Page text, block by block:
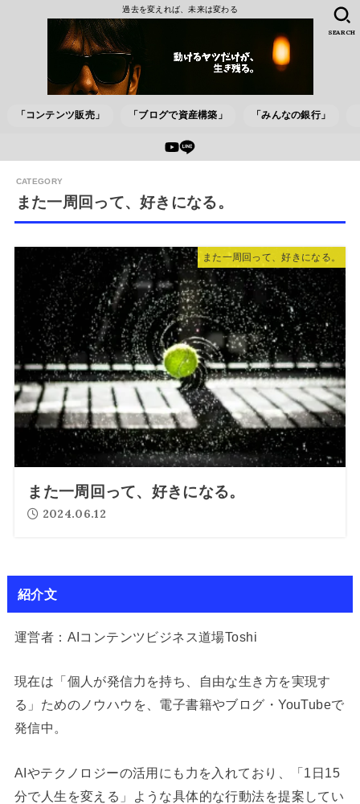
過去を変えれば、未来は変わる
「コンテンツ販売」 「ブログで資産構築」 「みんなの銀行」
SEARCH
また一周回って、好きになる。
また一周回って、好きになる。
また一周回って、好きになる。
2024.06.12
紹介文
運営者：AIコンテンツビジネス道場Toshi
現在は「個人が発信力を持ち、自由な生き方を実現す
る」ためのノウハウを、電子書籍やブログ・YouTubeで
発信中。
AIやテクノロジーの活用にも力を入れており、「1日15
分で人生を変える」ような具体的な行動法を提案してい